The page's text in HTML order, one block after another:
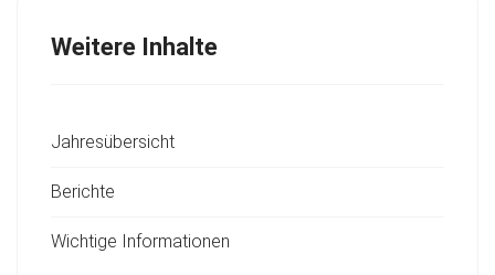
Weitere Inhalte
Jahresübersicht
Berichte
Wichtige Informationen